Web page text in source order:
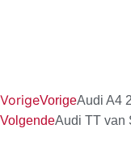
VorigeVorigeAudi A4
VolgendeAudi TT van